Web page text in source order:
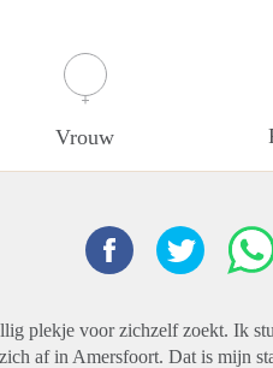
Vrouw
plekje voor zichzelf zoekt. Ik
af in Amersfoort. Dat is mijn